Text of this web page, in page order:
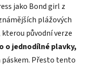
jako Bond girl z
plážových
původní verze
o jednodílné plavky,
páskem. Přesto tento